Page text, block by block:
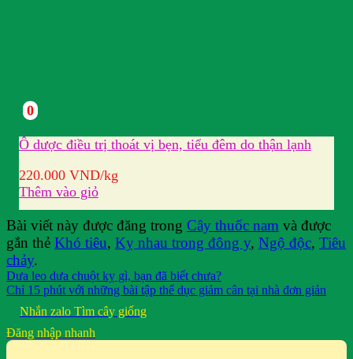
0
Ô dược điều trị thoát vị bẹn, tiểu đêm do thận lạnh
220.000 VND/kg
Thêm vào giỏ
Bài viết này được đăng trong Cây thuốc nam và được
gắn thẻ Khó tiêu, Kỵ nhau trong đông y, Ngộ độc, Tiêu
chảy.
Dưa leo dưa chuột kỵ gì, bạn đã biết chưa?
Chỉ 15 phút với những bài tập thể dục giảm cân tại nhà đơn giản
Nhắn zalo Tìm cây giống
Đăng nhập nhanh